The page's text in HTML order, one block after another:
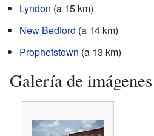
Lyndon (a 15 km)
New Bedford (a 14 km)
Prophetstown (a 13 km)
Galería de imágenes